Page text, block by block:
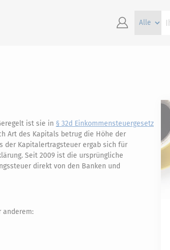
ist sie in § 32d Einkommensteuergesetz
Art des Kapitals betrug die Höhe der
der Kapitalertragsteuer ergab sich für
Seit 2009 ist die ursprüngliche
direkt von den Banken und
anderem: